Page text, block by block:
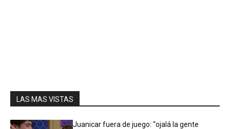
LAS MAS VISTAS
Juanicar fuera de juego: “ojalá la gente